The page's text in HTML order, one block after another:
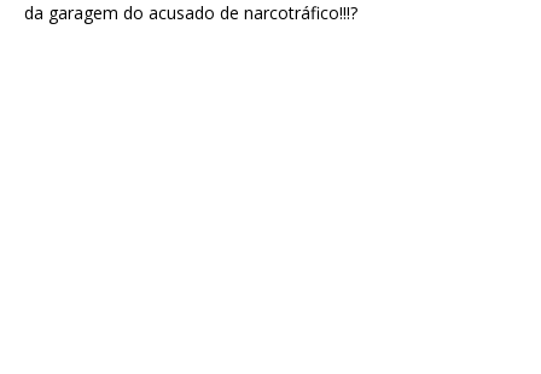
da garagem do acusado de narcotráfico!!!?